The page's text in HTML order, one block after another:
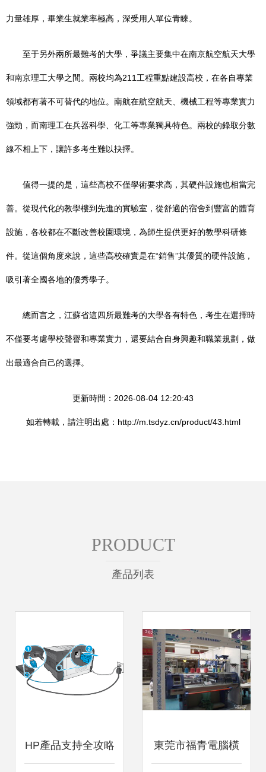
力量雄厚，畢業生就業率極高，深受用人單位青睞。
至于另外兩所最難考的大學，爭議主要集中在南京航空航天大學
和南京理工大學之間。兩校均為211工程重點建設高校，在各自專業
領域都有著不可替代的地位。南航在航空航天、機械工程等專業實力
強勁，而南理工在兵器科學、化工等專業獨具特色。兩校的錄取分數
線不相上下，讓許多考生難以抉擇。
值得一提的是，這些高校不僅學術要求高，其硬件設施也相當完
善。從現代化的教學樓到先進的實驗室，從舒適的宿舍到豐富的體育
設施，各校都在不斷改善校園環境，為師生提供更好的教學科研條
件。從這個角度來說，這些高校確實是在“銷售”其優質的硬件設施，
吸引著全國各地的優秀學子。
總而言之，江蘇省這四所最難考的大學各有特色，考生在選擇時
不僅要考慮學校聲譽和專業實力，還要結合自身興趣和職業規劃，做
出最適合自己的選擇。
更新時間：2026-08-04 12:20:43
如若轉載，請注明出處：http://m.tsdyz.cn/product/43.html
PRODUCT
產品列表
HP產品支持全攻略 東莞市福青電腦橫